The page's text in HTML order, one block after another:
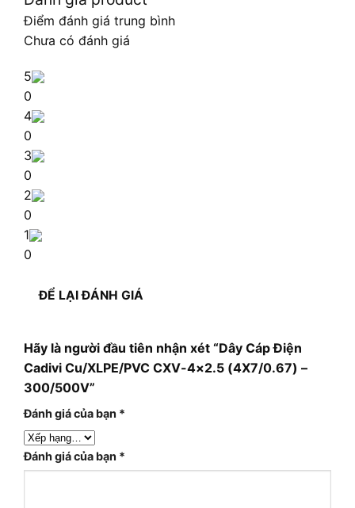
Điểm đánh giá trung bình
Chưa có đánh giá
5
0
4
0
3
0
2
0
1
0
ĐỂ LẠI ĐÁNH GIÁ
Hãy là người đầu tiên nhận xét “Dây Cáp Điện
Cadivi Cu/XLPE/PVC CXV-4×2.5 (4X7/0.67) –
300/500V”
Đánh giá của bạn *
Đánh giá của bạn *